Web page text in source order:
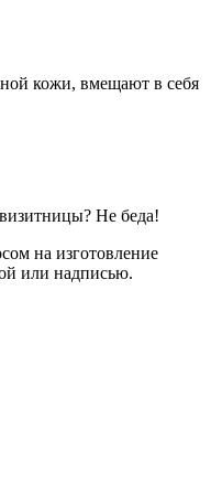
кожи, вмещают в себя
Не беда!
на изготовление
или надписью.